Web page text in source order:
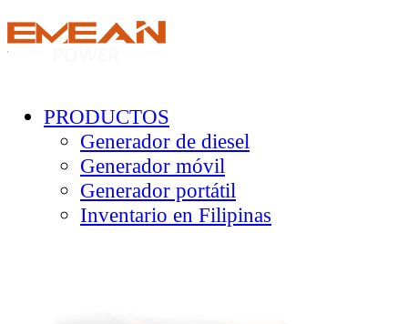
PRODUCTOS
Generador de diesel
Generador móvil
Generador portátil
Inventario en Filipinas